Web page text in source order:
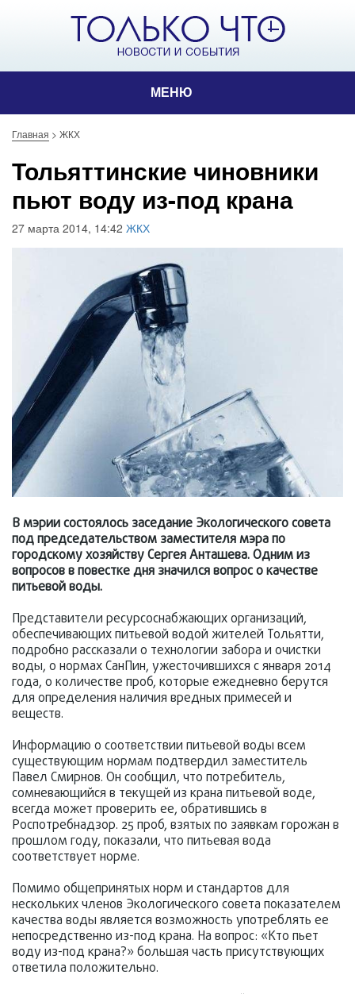
МЕНЮ
Главная > ЖКХ
Тольяттинские чиновники
пьют воду из-под крана
27 марта 2014, 14:42 ЖКХ
В мэрии состоялось заседание Экологического совета
под председательством заместителя мэра по
городскому хозяйству Сергея Анташева. Одним из
вопросов в повестке дня значился вопрос о качестве
питьевой воды.
Представители ресурсоснабжающих организаций,
обеспечивающих питьевой водой жителей Тольятти,
подробно рассказали о технологии забора и очистки
воды, о нормах СанПин, ужесточившихся с января 2014
года, о количестве проб, которые ежедневно берутся
для определения наличия вредных примесей и
веществ.
Информацию о соответствии питьевой воды всем
существующим нормам подтвердил заместитель
Павел Смирнов. Он сообщил, что потребитель,
сомневающийся в текущей из крана питьевой воде,
всегда может проверить ее, обратившись в
Роспотребнадзор. 25 проб, взятых по заявкам горожан в
прошлом году, показали, что питьевая вода
соответствует норме.
Помимо общепринятых норм и стандартов для
нескольких членов Экологического совета показателем
качества воды является возможность употреблять ее
непосредственно из-под крана. На вопрос: «Кто пьет
воду из-под крана?» большая часть присутствующих
ответила положительно.